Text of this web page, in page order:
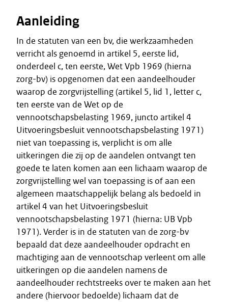
Aanleiding
In de statuten van een bv, die werkzaamheden
verricht als genoemd in artikel 5, eerste lid,
onderdeel c, ten eerste, Wet Vpb 1969 (hierna
zorg-bv) is opgenomen dat een aandeelhouder
waarop de zorgvrijstelling (artikel 5, lid 1, letter c,
ten eerste van de Wet op de
vennootschapsbelasting 1969, juncto artikel 4
Uitvoeringsbesluit vennootschapsbelasting 1971)
niet van toepassing is, verplicht is om alle
uitkeringen die zij op de aandelen ontvangt ten
goede te laten komen aan een lichaam waarop de
zorgvrijstelling wel van toepassing is of aan een
algemeen maatschappelijk belang als bedoeld in
artikel 4 van het Uitvoeringsbesluit
vennootschapsbelasting 1971 (hierna: UB Vpb
1971). Verder is in de statuten van de zorg-bv
bepaald dat deze aandeelhouder opdracht en
machtiging aan de vennootschap verleent om alle
uitkeringen op die aandelen namens de
aandeelhouder rechtstreeks over te maken aan het
andere (hiervoor bedoelde) lichaam dat de